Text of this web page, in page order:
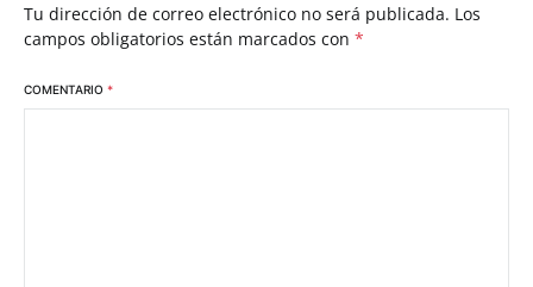
Tu dirección de correo electrónico no será publicada. Los
campos obligatorios están marcados con *
COMENTARIO *